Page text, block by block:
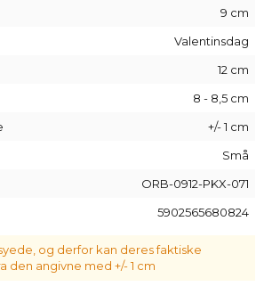
9 cm
Valentinsdag
12 cm
8 - 8,5 cm
+/- 1 cm
Små
ORB-0912-PKX-071
5902565680824
og derfor kan deres faktiske
den angivne med +/- 1 cm